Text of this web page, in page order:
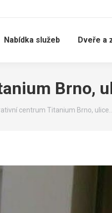
Nabídka služeb Dveře a
Brno,
centrum Titanium Brno, ulice…